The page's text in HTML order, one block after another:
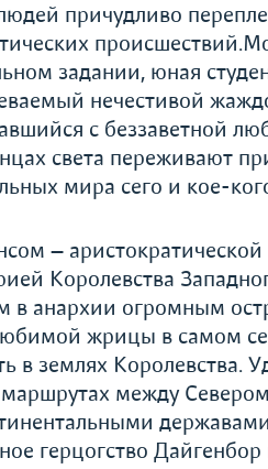
причудливо
задании, юная
нечестивой
с беззаветной
света переживают
мира сего и кое-
—
Королевства
в анархии огромным
жрицы в самом
в землях Королевства.
между
герцогство